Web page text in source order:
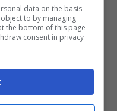
Grande Fratello
telespettatori,
gieffino fu
trascorsi
data on the basis
to by managing
the bottom of this page
consent in privacy